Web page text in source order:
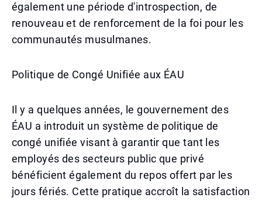
également une période d'introspection, de
renouveau et de renforcement de la foi pour les
communautés musulmanes.
Politique de Congé Unifiée aux ÉAU
Il y a quelques années, le gouvernement des
ÉAU a introduit un système de politique de
congé unifiée visant à garantir que tant les
employés des secteurs public que privé
bénéficient également du repos offert par les
jours fériés. Cette pratique accroît la satisfaction